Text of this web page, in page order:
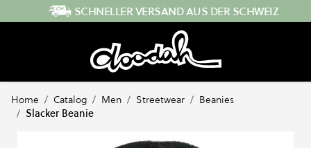
Direkt zum InhaltSCHNELLER VERSAND AUS DER SCHWEIZ
Home / Catalog / Men / Streetwear / Beanies
/ Slacker Beanie